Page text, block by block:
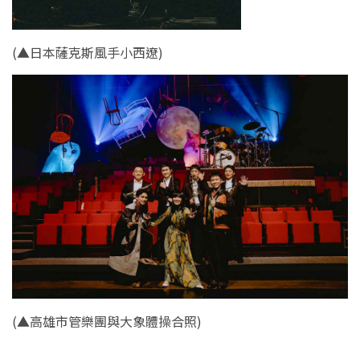
(▲日本薩克斯風手小西遼)
(▲高雄市管樂團與大象體操合照)